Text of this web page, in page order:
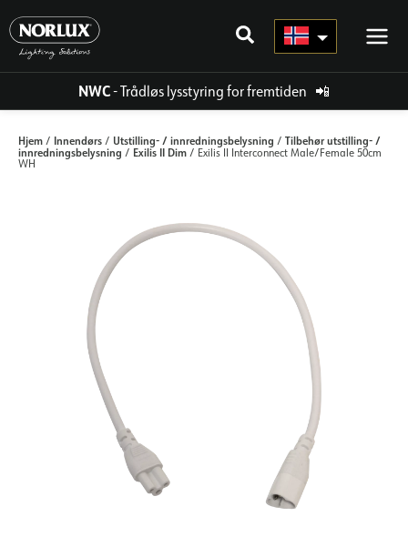
rett
innholdet
NWC- Trådløs lysstyring for fremtiden 📲
Hjem / Innendørs / Utstilling- / innredningsbelysning / Tilbehør utstilling- /
innredningsbelysning / Exilis II Dim / Exilis II Interconnect Male/Female 50cm
WH